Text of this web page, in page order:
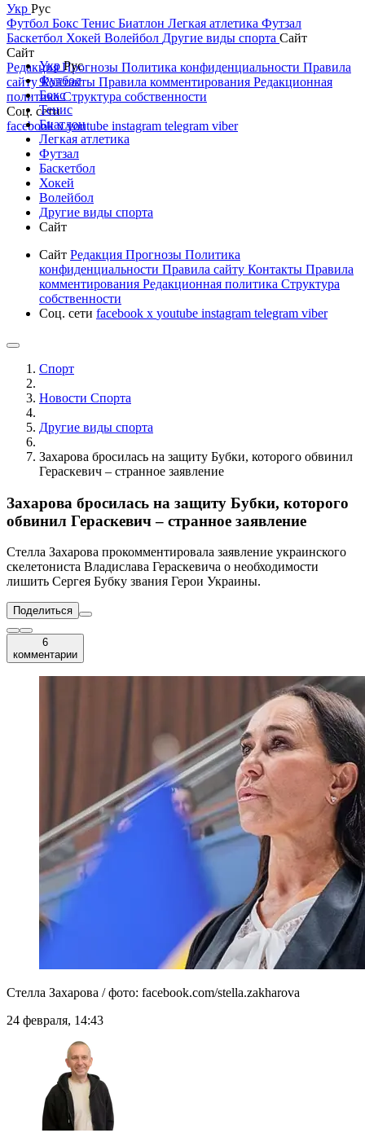
Укр Рус
Футбол Бокс Тенис Биатлон Легкая атлетика Футзал
Баскетбол Хокей Волейбол Другие виды спорта Сайт
Сайт
РедакцияПрогнозы Политика конфиденциальности Правила
сайтуКонтакты Правила комментирования Редакционная
политикаСтруктура собственности
Соц. сети
facebookxyoutube instagram telegram viber
УкрРус
Футбол
Бокс
Тенис
Биатлон
Легкая атлетика
Футзал
Баскетбол
Хокей
Волейбол
Другие виды спорта
Сайт
Сайт Редакция Прогнозы Политика
конфиденциальности Правила сайту Контакты Правила
комментирования Редакционная политика Структура
собственности
Соц. сети facebook x youtube instagram telegram viber
Спорт
Новости Cпорта
Другие виды спорта
Захарова бросилась на защиту Бубки, которого обвинил
Гераскевич – странное заявление
Захарова бросилась на защиту Бубки, которого
обвинил Гераскевич – странное заявление
Стелла Захарова прокомментировала заявление украинского
скелетониста Владислава Гераскевича о необходимости
лишить Сергея Бубку звания Герои Украины.
Поделиться
6
комментарии
Стелла Захарова / фото: facebook.com/stella.zakharova
24 февраля, 14:43